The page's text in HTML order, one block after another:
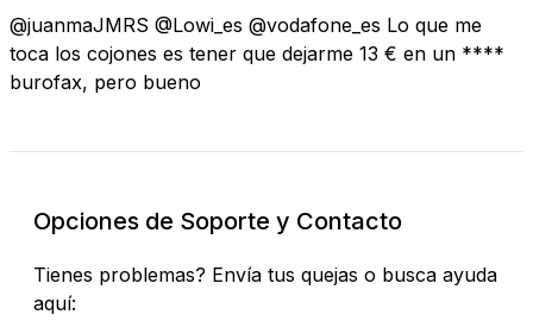
@juanmaJMRS @Lowi_es @vodafone_es Lo que me
toca los cojones es tener que dejarme 13 € en un ****
burofax, pero bueno
Opciones de Soporte y Contacto
Tienes problemas? Envía tus quejas o busca ayuda
aquí: